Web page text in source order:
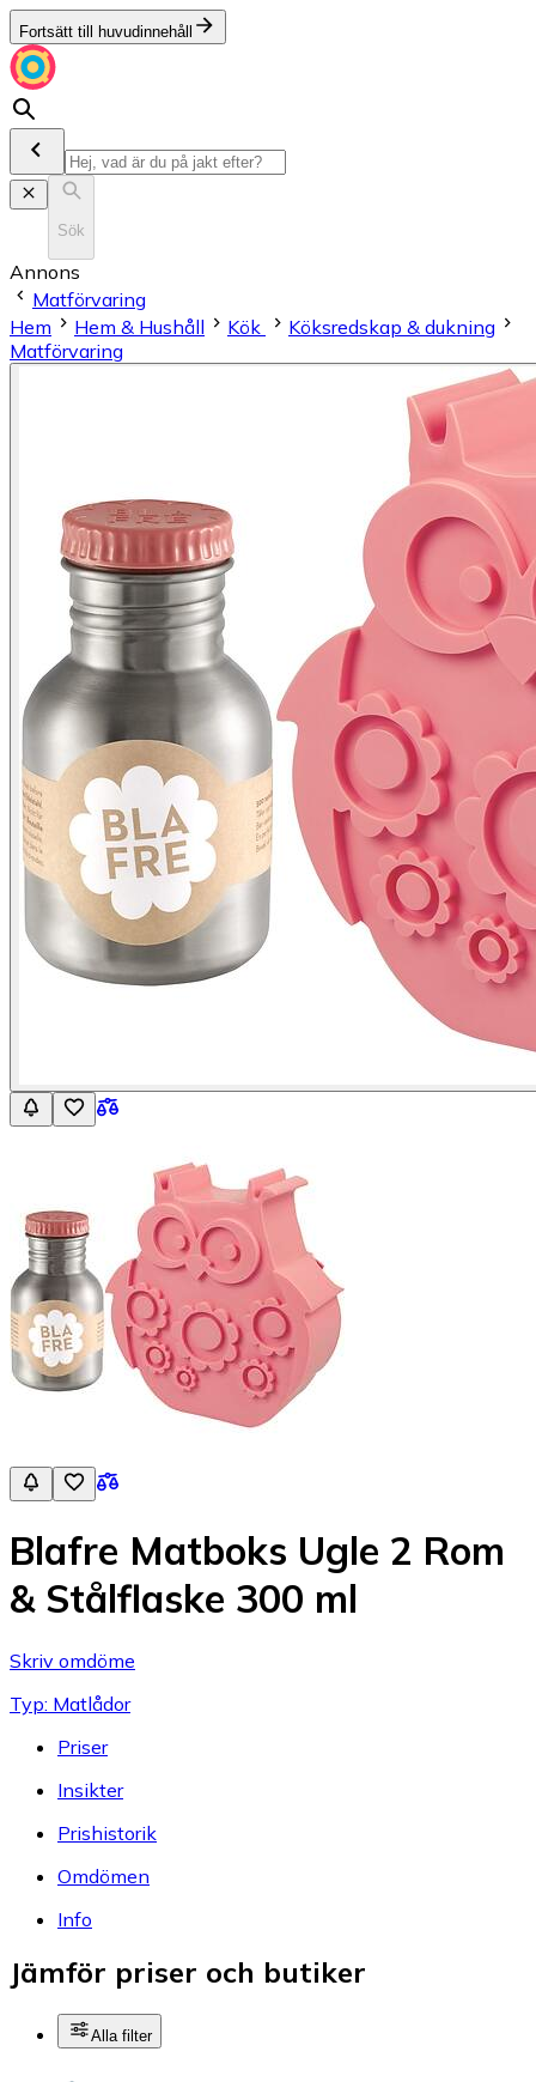
Fortsätt till huvudinnehåll
Sök
Annons
Matförvaring
Hem
Hem & Hushåll Kök
Köksredskap & dukning
Matförvaring
Blafre Matboks Ugle 2 Rom
& Stålflaske 300 ml
Skriv omdöme
Typ: Matlådor
Priser
Insikter
Prishistorik
Omdömen
Info
Jämför priser och butiker
Alla filter